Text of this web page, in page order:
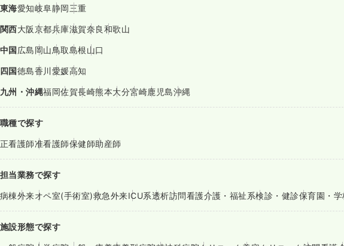
東海愛知岐阜静岡三重
関西大阪京都兵庫滋賀奈良和歌山
中国広島岡山鳥取島根山口
四国徳島香川愛媛高知
九州・沖縄福岡佐賀長崎熊本大分宮崎鹿児島沖縄
職種で探す
正看護師准看護師保健師助産師
担当業務で探す
病棟外来オペ室(手術室)救急外来ICU系透析訪問看護介護・福祉系検診・健診保育園・学
施設形態で探す